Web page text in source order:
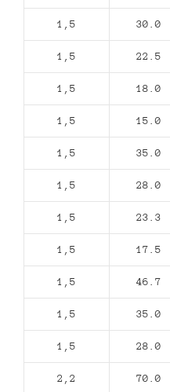
1,5 30.0
1,5 22.5
1,5 18.0
1,5 15.0
1,5 35.0
1,5 28.0
1,5 23.3
1,5 17.5
1,5 46.7
1,5 35.0
1,5 28.0
2,2 70.0